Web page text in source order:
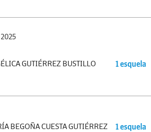
GUTIÉRREZ BUSTILLO 1 esquela
BEGOÑA CUESTA GUTIÉRREZ 1 esquela